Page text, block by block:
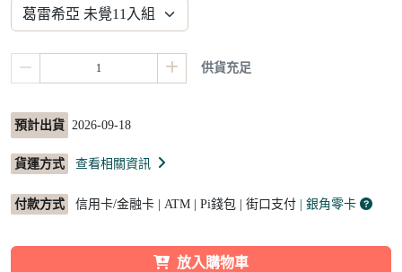
供貨充足
預計出貨 2026-09-18
貨運方式 查看相關資訊
付款方式 信用卡/金融卡 | ATM | Pi錢包 | 街口支付 | 銀角零卡
放入購物車